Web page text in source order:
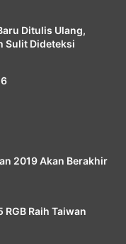
Ditulis Ulang,
Sulit Dideteksi
2019 Akan Berakhir
RGB Raih Taiwan